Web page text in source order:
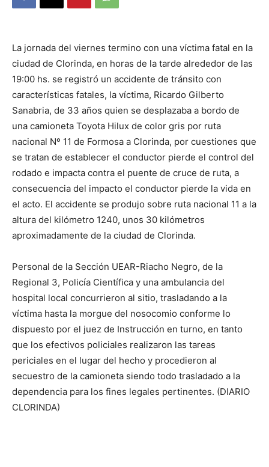
::
La
Verdad
es
lo
que
se
La jornada del viernes termino con una víctima fatal en la
ciudad de Clorinda, en horas de la tarde alrededor de las
19:00 hs. se registró un accidente de tránsito con
características fatales, la víctima, Ricardo Gilberto
Sanabria, de 33 años quien se desplazaba a bordo de
una camioneta Toyota Hilux de color gris por ruta
nacional Nº 11 de Formosa a Clorinda, por cuestiones que
se tratan de establecer el conductor pierde el control del
rodado e impacta contra el puente de cruce de ruta, a
consecuencia del impacto el conductor pierde la vida en
el acto. El accidente se produjo sobre ruta nacional 11 a la
altura del kilómetro 1240, unos 30 kilómetros
aproximadamente de la ciudad de Clorinda.
Personal de la Sección UEAR-Riacho Negro, de la
Regional 3, Policía Científica y una ambulancia del
hospital local concurrieron al sitio, trasladando a la
víctima hasta la morgue del nosocomio conforme lo
dispuesto por el juez de Instrucción en turno, en tanto
que los efectivos policiales realizaron las tareas
periciales en el lugar del hecho y procedieron al
secuestro de la camioneta siendo todo trasladado a la
dependencia para los fines legales pertinentes. (DIARIO
CLORINDA)